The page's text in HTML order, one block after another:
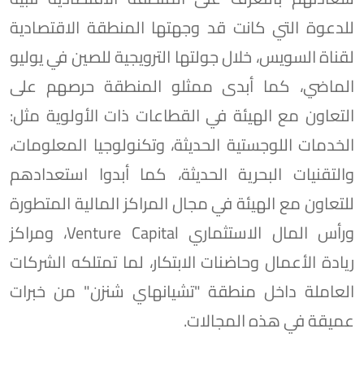
للدعوة التي كانت قد وجهتها المنطقة الاقتصادية
لقناة السويس، خلال جولتها الترويجية للصين في يوليو
الماضي، كما أبدى ممثلو المنطقة حرصهم على
التعاون مع الهيئة في القطاعات ذات الأولوية مثل:
الخدمات اللوجستية الحديثة، وتكنولوجيا المعلومات،
والتقنيات البحرية الحديثة، كما أبدوا استعدادهم
للتعاون مع الهيئة في مجال المراكز المالية المتطورة
ورأس المال الاستثماري Venture Capital، ومراكز
ريادة الأعمال وحاضنات الابتكار، لما تمتلكه الشركات
العاملة داخل منطقة "تشيانهاي شنزن" من خبرات
عميقة في هذه المجالات.